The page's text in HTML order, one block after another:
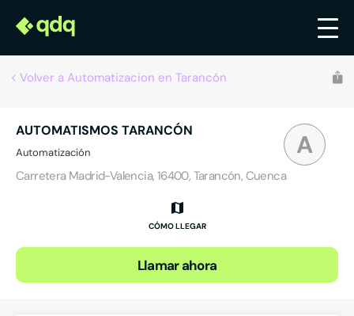
Volver a Automatizacion en Tarancón
A
AUTOMATISMOS TARANCÓN
Automatización
Carretera Madrid-Valencia, 16400, Tarancón, Cuenca
CÓMO LLEGAR
Llamar ahora